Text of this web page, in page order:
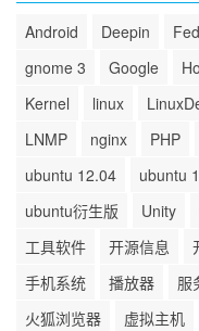
Android Deepin
gnome 3
Google
Kernel
linux
LNMP
nginx PHP
ubuntu 12.04
ubuntu
ubuntu衍生版
Unity
工具软件
开源信息
手机系统
播放器 服
火狐浏览器
虚拟主机